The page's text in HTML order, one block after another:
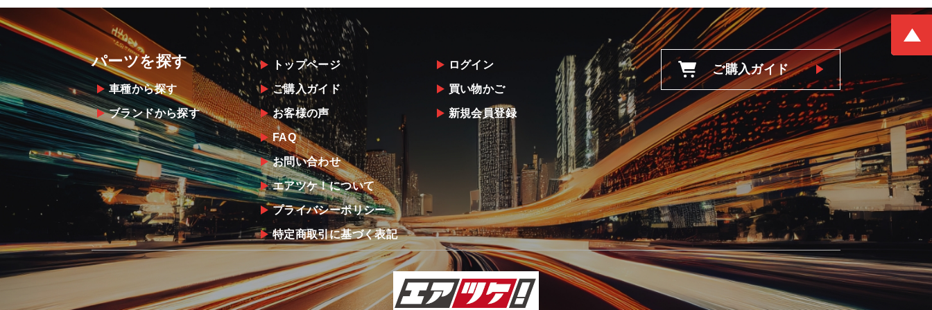
パーツを探す
車種から探す
ブランドから探す
トップページ
ご購入ガイド
お客様の声
FAQ
お問い合わせ
エアツケ！について
プライバシーポリシー
特定商取引に基づく表記
ログイン
買い物かご
新規会員登録
ご購入ガイド